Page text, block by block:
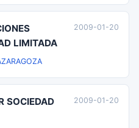
LIMITADA
ZARAGOZA
2009-01-20
SOCIEDAD
2009-01-20